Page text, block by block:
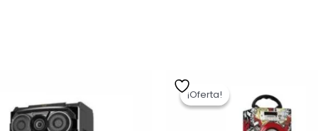
¡Oferta!
¡Oferta!original
era:
$ 3.999,00.
actual
es:
$ 3.199,20.